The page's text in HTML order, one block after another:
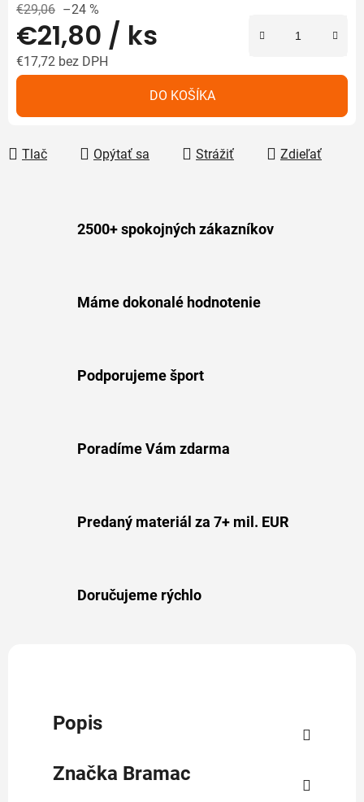
€29,06 –24 %
€21,80 / ks
€17,72 bez DPH
DO KOŠÍKA
Tlač Opýtať sa Strážiť Zdieľať
2500+ spokojných zákazníkov
Máme dokonalé hodnotenie
Podporujeme šport
Poradíme Vám zdarma
Predaný materiál za 7+ mil. EUR
Doručujeme rýchlo
Popis
Značka Bramac